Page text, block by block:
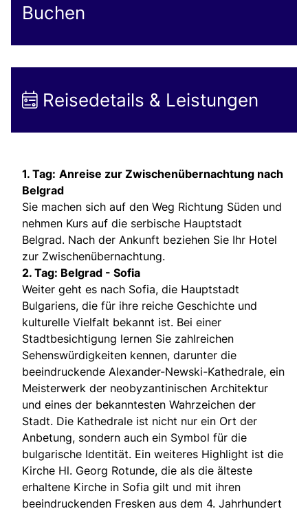
Buchen
Reisedetails & Leistungen
1. Tag: Anreise zur Zwischenübernachtung nach
Belgrad
Sie machen sich auf den Weg Richtung Süden und
nehmen Kurs auf die serbische Hauptstadt
Belgrad. Nach der Ankunft beziehen Sie Ihr Hotel
zur Zwischenübernachtung.
2. Tag: Belgrad - Sofia
Weiter geht es nach Sofia, die Hauptstadt
Bulgariens, die für ihre reiche Geschichte und
kulturelle Vielfalt bekannt ist. Bei einer
Stadtbesichtigung lernen Sie zahlreichen
Sehenswürdigkeiten kennen, darunter die
beeindruckende Alexander-Newski-Kathedrale, ein
Meisterwerk der neobyzantinischen Architektur
und eines der bekanntesten Wahrzeichen der
Stadt. Die Kathedrale ist nicht nur ein Ort der
Anbetung, sondern auch ein Symbol für die
bulgarische Identität. Ein weiteres Highlight ist die
Kirche Hl. Georg Rotunde, die als die älteste
erhaltene Kirche in Sofia gilt und mit ihren
beeindruckenden Fresken aus dem 4. Jahrhundert